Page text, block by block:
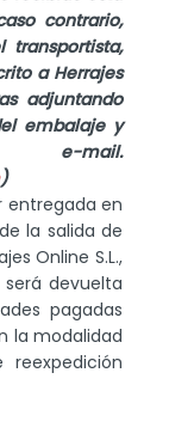
contrario,
a Herrajes
adjuntando
embalaje y
mail.
)
entregada en
la salida de
Online S.L.,
devuelta
pagadas
la modalidad